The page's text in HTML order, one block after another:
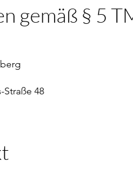
gemäß § 5
Straße 48